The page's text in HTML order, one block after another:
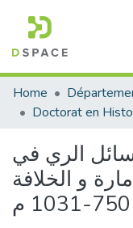
Communities &
All of DSpace
Home
Doctorat en
الري في
و الخلافة